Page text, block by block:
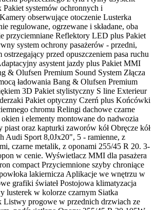
systemów ochronnych i
obserwujące otoczenie Lusterka
regulowane, ogrzewane i składane, oba
przyciemniane Reflektory LED plus Pakiet
system ochrony pasażerów - przedni,
przed opuszczeniem pasa ruchu
asystent jazdy plus Pakiet MMI
& Olufsen Premium Sound System Złącza
ładowania Bang & Olufsen Premium
3D Pakiet stylistyczny S line Exterieur
Pakiet optyczny Czerń plus Końcówki
chromu Relingi dachowe czarne
i elementy montowane do nadwozia
oraz kapturki zaworów kół Obręcze kół
Audi Sport 8,0Jx20", 5 - ramienne, z
czarne metalik, z oponami 255/45 R 20. 3-
w cenie. Wyświetlacz MMI dla pasażera
compact Przyciemnione szyby chroniące
powłoka lakiernicza Aplikacje we wnętrzu w
grafiki świateł Postojowa klimatyzacja
lusterek w kolorze czarnym Siatka
Listwy progowe w przednich drzwiach ze